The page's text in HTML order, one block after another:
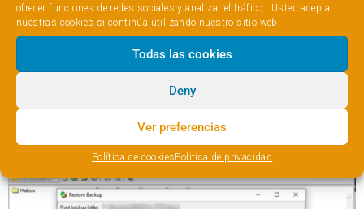
ofrecer funciones de redes sociales y analizar el tráfico. Usted acepta
nuestras cookies si continúa utilizando nuestro sitio web.
Todas las cookies
Deny
Ver preferencias
Política de cookiesPolitica de privacidad
Para migrar el correo vamos aAccount => Restore
Backup
. En la nueva ventana seleccionamos la cuenta
), la cuenta destino (2) y marcamos las carpetas
que queremos migrar.